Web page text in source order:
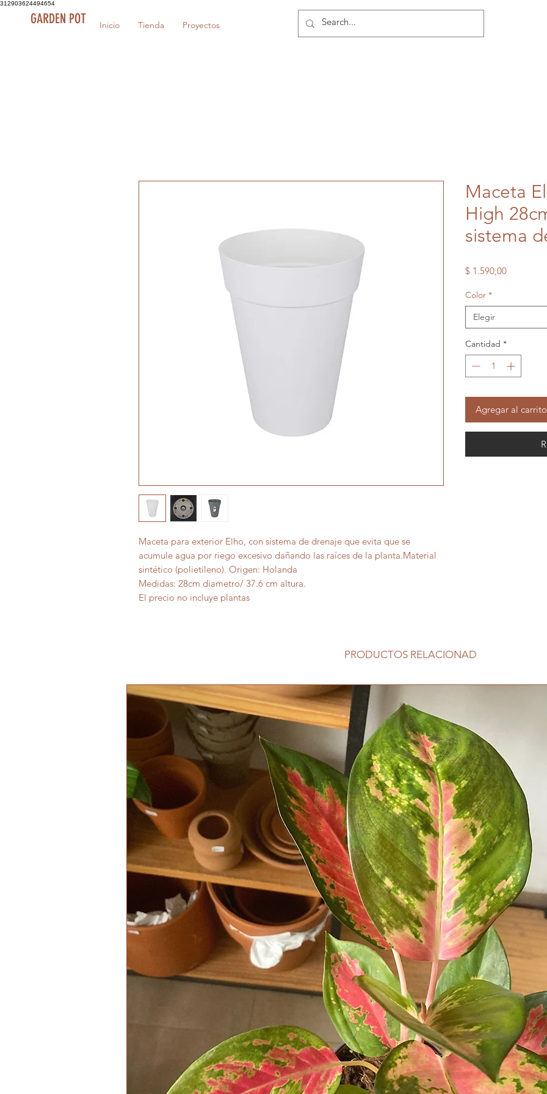
312903624494654
GARDEN POT Inicio Tienda Proyectos
Maceta para exterior Elho, con sistema de drenaje que evita que se
acumule agua por riego excesivo dañando las raíces de la planta.Material
sintético (polietileno). Origen: Holanda
Medidas: 28cm diametro/ 37.6 cm altura.
El precio no incluye plantas
Maceta
High
sistema
$ 1.590,00Precio
Color *
Elegir
Cantidad *
Agregar al carrito
PRODUCTOS RELACIONAD